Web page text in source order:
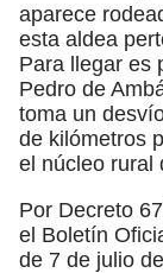
aparece
esta aldea
Para llegar es
Pedro de
toma un
de kilómetros
el núcleo rural
Por Decreto
el Boletín
de 7 de julio